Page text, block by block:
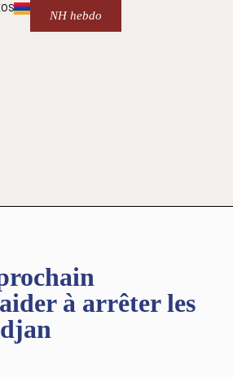
NH hebdo
à arrêter les